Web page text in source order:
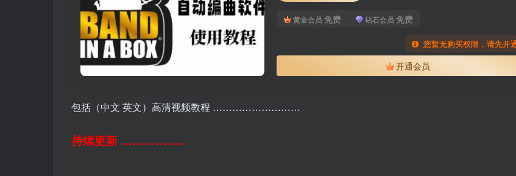
黄金会员 免费 钻石会员 免费
您暂无购买权限，请先开
开通会员
包括（中文 英文）高清视频教程 ………………………
持续更新 ……………..